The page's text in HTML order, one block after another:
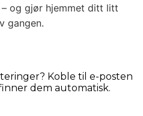
– og gjør hjemmet ditt litt
gangen.
Koble til e-posten
dem automatisk.